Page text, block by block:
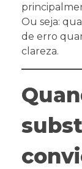
Ou seja:
de erro
clareza.